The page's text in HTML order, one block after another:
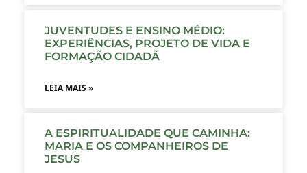
JUVENTUDES E ENSINO MÉDIO:
EXPERIÊNCIAS, PROJETO DE VIDA E
FORMAÇÃO CIDADÃ
LEIA MAIS »
A ESPIRITUALIDADE QUE CAMINHA:
MARIA E OS COMPANHEIROS DE
JESUS